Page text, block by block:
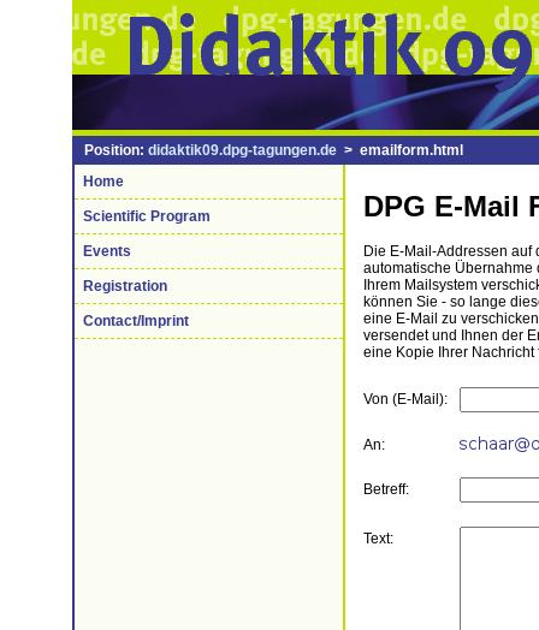
Position: didaktik09.dpg-tagungen.de > emailform.html
Home
Scientific Program
Events
Registration
Contact/Imprint
DPG E-Mail
Die E-Mail-Addressen
automatische Übernahme
Ihrem Mailsystem
können Sie - so lange
eine E-Mail zu
versendet und Ihnen der
eine Kopie Ihrer
Von (E-Mail):
An:
Betreff:
Text: